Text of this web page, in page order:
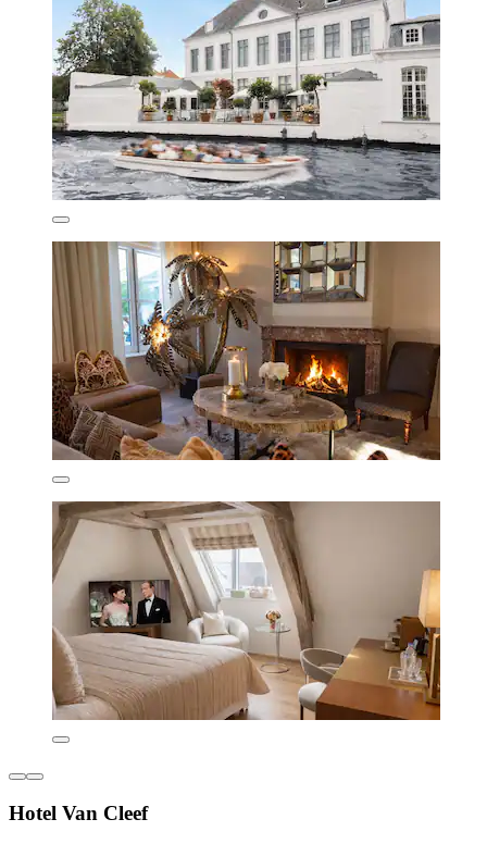
Hotel Van Cleef